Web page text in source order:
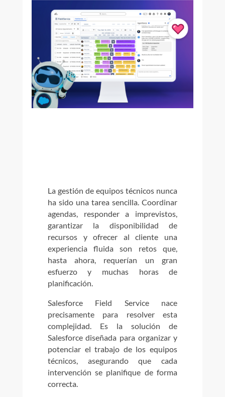
La gestión de equipos técnicos nunca
ha sido una tarea sencilla. Coordinar
agendas, responder a imprevistos,
garantizar la disponibilidad de
recursos y ofrecer al cliente una
experiencia fluida son retos que,
hasta ahora, requerían un gran
esfuerzo y muchas horas de
planificación.
Salesforce Field Service nace
precisamente para resolver esta
complejidad. Es la solución de
Salesforce diseñada para organizar y
potenciar el trabajo de los equipos
técnicos, asegurando que cada
intervención se planifique de forma
correcta.